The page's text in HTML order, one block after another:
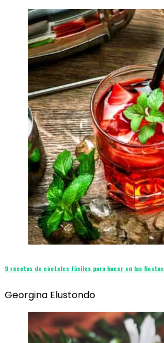
9 recetas de cócteles fáciles para hacer en las fiestas
Georgina Elustondo